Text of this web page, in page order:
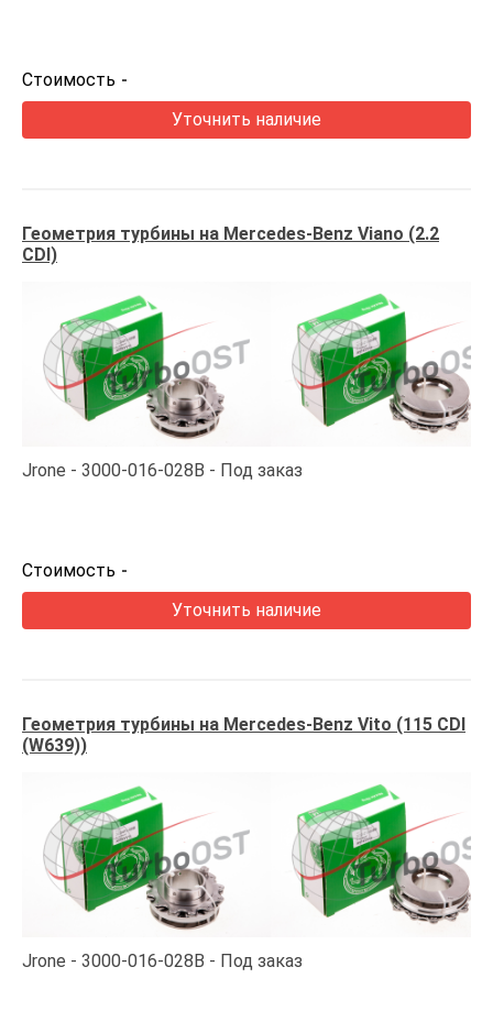
Стоимость -
Уточнить наличие
Геометрия турбины на Mercedes-Benz Viano (2.2
CDI)
Jrone 3000-016-028B Под заказ
Стоимость -
Уточнить наличие
Геометрия турбины на Mercedes-Benz Vito (115 CDI
(W639))
Jrone 3000-016-028B Под заказ